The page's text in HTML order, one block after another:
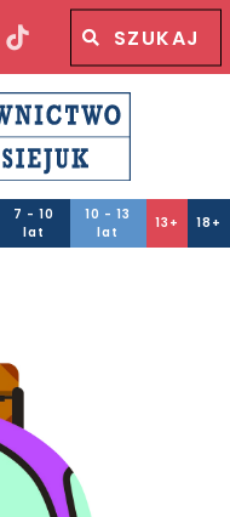
Wyszukiwana fraza
7 - 10
lat
10 - 13
lat
13+ 18+